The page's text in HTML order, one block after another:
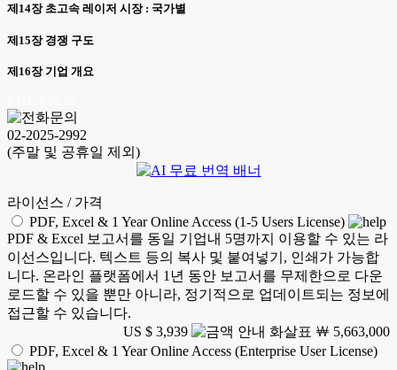
제14장 초고속 레이저 시장 : 국가별
제15장 경쟁 구도
제16장 기업 개요
02-2025-2992
(주말 및 공휴일 제외)
라이선스 / 가격
PDF, Excel & 1 Year Online Access (1-5 Users License)
PDF & Excel 보고서를 동일 기업내 5명까지 이용할 수 있는 라
이선스입니다. 텍스트 등의 복사 및 붙여넣기, 인쇄가 가능합
니다. 온라인 플랫폼에서 1년 동안 보고서를 무제한으로 다운
로드할 수 있을 뿐만 아니라, 정기적으로 업데이트되는 정보에
접근할 수 있습니다.
US $ 3,939
￦ 5,663,000
PDF, Excel & 1 Year Online Access (Enterprise User License)